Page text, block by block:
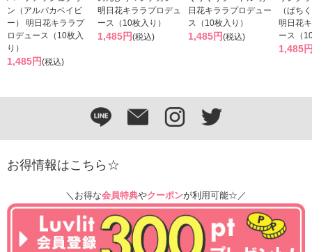
ン（アルパカベイビ
ー） 明日花キララプ
ロデュース（10枚入
り）
1,485円(税込)
明日花キララプロデュ
ース（10枚入り）
1,485円(税込)
日花キララプロデュー
ス（10枚入り）
1,485円(税込)
（ぱち
明日花
ース（
1,485
お得情報はこちら☆
＼お得な会員特典やクーポンが利用可能☆／